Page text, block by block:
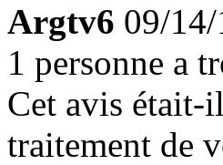
Argtv6 09/14/
1 personne a
Cet avis était-
traitement de